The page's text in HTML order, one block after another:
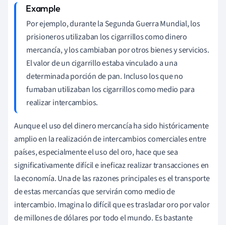
Por ejemplo, durante la Segunda Guerra Mundial, los
prisioneros utilizaban los cigarrillos como dinero
mercancía, y los cambiaban por otros bienes y servicios.
El valor de un cigarrillo estaba vinculado a una
determinada porción de pan. Incluso los que no
fumaban utilizaban los cigarrillos como medio para
realizar intercambios.
Aunque el uso del dinero mercancía ha sido históricamente
amplio en la realización de intercambios comerciales entre
países, especialmente el uso del oro, hace que sea
significativamente difícil e ineficaz realizar transacciones en
la economía. Una de las razones principales es el transporte
de estas mercancías que servirán como medio de
intercambio. Imagina lo difícil que es trasladar oro por valor
de millones de dólares por todo el mundo. Es bastante